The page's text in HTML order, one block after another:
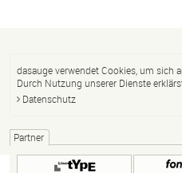
dasauge verwendet Cookies, um sich
Durch Nutzung unserer Dienste
Datenschutz
Partner